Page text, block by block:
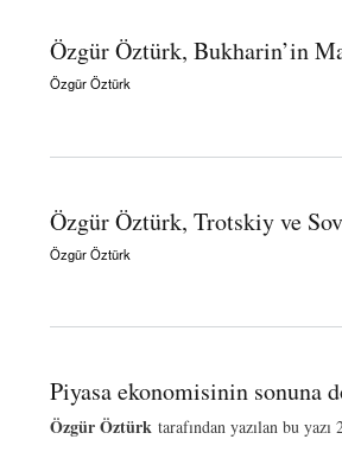
Özgür Öztürk, Bukharin’in
Özgür Öztürk
Özgür Öztürk, Trotskiy ve
Özgür Öztürk
Piyasa ekonomisinin sonuna
Özgür Öztürk tarafından yazılan bu yazı